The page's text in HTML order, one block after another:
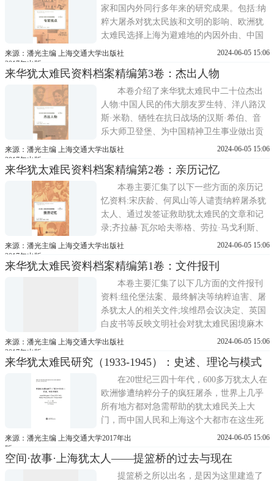
家和国内外同行多年来的研究成果。包括:纳
粹大屠杀对犹太民族和文明的影响、欧洲犹
太难民选择上海为避难地的内因外由、中国
报刊对德国纳粹反犹暴行的揭露与谴责。
来源：潘光主编 上海交通大学出版社
2017年出版
2024-06-05 15:06
来华犹太难民资料档案精编第3卷：杰出人物
本卷介绍了来华犹太难民中二十位杰出
人物:中国人民的伟大朋友罗生特、洋八路汉
斯·米勒、牺牲在抗日战场的汉斯·希伯、音
乐大师卫登堡、为中国精神卫生事业做出贡
献的韩芬、与中国人民同甘共苦的爱泼斯
来源：潘光主编 上海交通大学出版社
2017年出版
2024-06-05 15:06
来华犹太难民资料档案精编第2卷：亲历记忆
本卷主要汇集了以下一些方面的亲历记
忆资料:宋庆龄、何凤山等人谴责纳粹屠杀犹
太人、通过发签证救助犹太难民的文章和记
录;齐拉赫·瓦尔哈夫蒂格、劳拉·马戈利斯、
王替夫等人关于设法救助犹太难民的回
来源：潘光主编 上海交通大学出版社
2017年出版
2024-06-05 15:06
来华犹太难民资料档案精编第1卷：文件报刊
本卷主要汇集了以下几方面的文件报刊
资料:纽伦堡法案、最终解决等纳粹迫害、屠
杀犹太人的相关文件;埃维昂会议决定、英国
白皮书等反映文明社会对犹太难民困境麻木
不仁的相关文件……
来源：潘光主编 上海交通大学出版社
2017年出版
2024-06-05 15:06
来华犹太难民研究（1933-1945）：史述、理论与模式
在20世纪三四十年代，600多万犹太人在
欧洲惨遭纳粹分子的疯狂屠杀，世界上几乎
所有地方都对急需帮助的犹太难民关上大
门，而中国人民和上海这个大都市在这生死
攸关的时刻向犹太难民伸出了援手。约有2 5
亚方舟，与中国人民同甘苦，共患难，在中
国的土地上度过了艰难岁月，有的还直接参
来源：潘光主编 上海交通大学2017年出
版
2024-06-05 15:06
空间·故事·上海犹太人——提篮桥的过去与现在
提篮桥之所以出名，是因为这里建造了